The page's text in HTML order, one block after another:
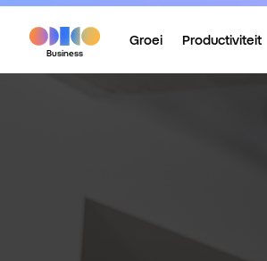
Business
Groei Productiviteit